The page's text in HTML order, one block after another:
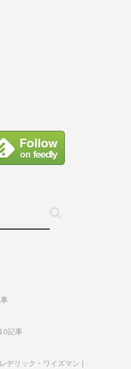
記事
デリック・ワイズマン |